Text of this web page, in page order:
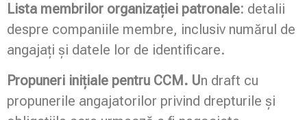
Lista membrilor organizației patronale: detalii
despre companiile membre, inclusiv numărul de
angajați și datele lor de identificare.
Propuneri inițiale pentru CCM. Un draft cu
propunerile angajatorilor privind drepturile și